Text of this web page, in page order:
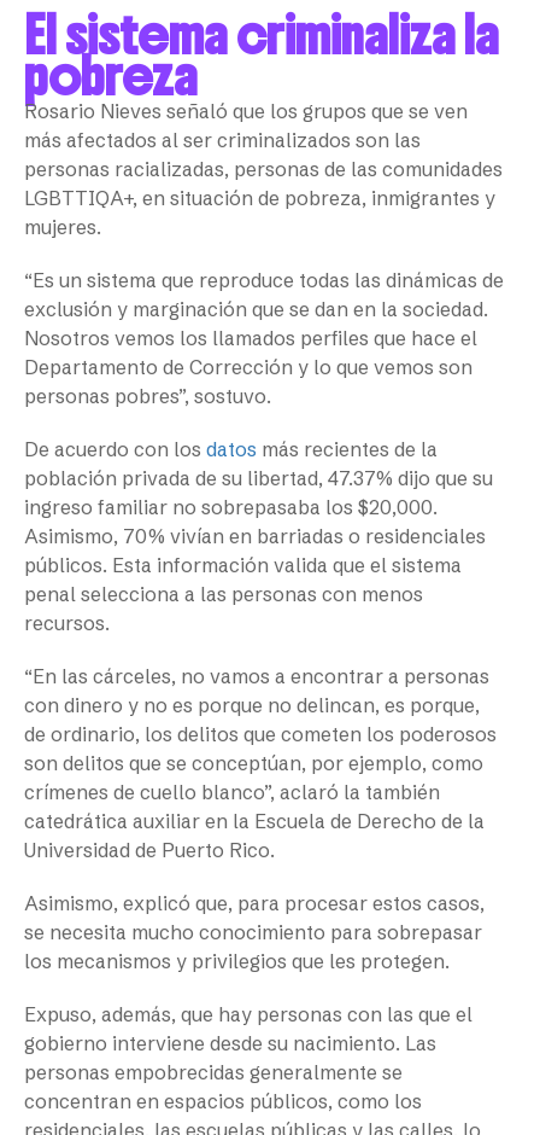
El sistema criminaliza la
pobreza
Rosario Nieves señaló que los grupos que se ven
más afectados al ser criminalizados son las
personas racializadas, personas de las comunidades
LGBTTIQA+, en situación de pobreza, inmigrantes y
mujeres.
“Es un sistema que reproduce todas las dinámicas de
exclusión y marginación que se dan en la sociedad.
Nosotros vemos los llamados perfiles que hace el
Departamento de Corrección y lo que vemos son
personas pobres”, sostuvo.
De acuerdo con los datos más recientes de la
población privada de su libertad, 47.37% dijo que su
ingreso familiar no sobrepasaba los $20,000.
Asimismo, 70% vivían en barriadas o residenciales
públicos. Esta información valida que el sistema
penal selecciona a las personas con menos
recursos.
“En las cárceles, no vamos a encontrar a personas
con dinero y no es porque no delincan, es porque,
de ordinario, los delitos que cometen los poderosos
son delitos que se conceptúan, por ejemplo, como
crímenes de cuello blanco”, aclaró la también
catedrática auxiliar en la Escuela de Derecho de la
Universidad de Puerto Rico.
Asimismo, explicó que, para procesar estos casos,
se necesita mucho conocimiento para sobrepasar
los mecanismos y privilegios que les protegen.
Expuso, además, que hay personas con las que el
gobierno interviene desde su nacimiento. Las
personas empobrecidas generalmente se
concentran en espacios públicos, como los